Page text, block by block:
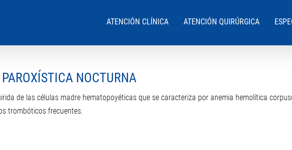
ATENCIÓN CLÍNICA ATENCIÓN QUIRÚRGICA
NOCTURNA
de las células madre hematopoyéticas que se caracteriza por anemia hemolítica
trombóticos frecuentes.